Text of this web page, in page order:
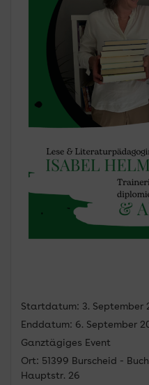
Startdatum: 3. September
Enddatum: 6. September
Ganztägiges Event
Ort: 51399 Burscheid -
Hauptstr. 26